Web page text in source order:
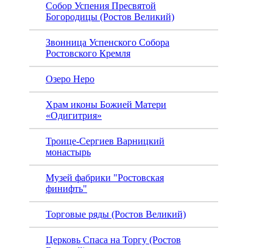
Собор Успения Пресвятой
Богородицы (Ростов Великий)
Звонница Успенского Собора
Ростовского Кремля
Озеро Неро
Храм иконы Божией Матери
«Одигитрия»
Троице-Сергиев Варницкий
монастырь
Музей фабрики "Ростовская
финифть"
Торговые ряды (Ростов Великий)
Церковь Спаса на Торгу (Ростов